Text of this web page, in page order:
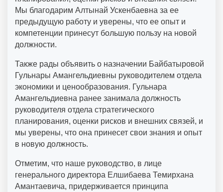
Мы благодарим Алтынай Ускенбаевна за ее
предыдущую работу и уверены, что ее опыт и
компетенции принесут большую пользу на новой
должности.
Также рады объявить о назначении Байбатыровой
Гульнары Амангельдиевны руководителем отдела
экономики и ценообразования. Гульнара
Амангельдиевна ранее занимала должность
руководителя отдела стратегического
планирования, оценки рисков и внешних связей, и
мы уверены, что она принесет свои знания и опыт
в новую должность.
Отметим, что наше руководство, в лице
генерального директора Елшибаева Темирхана
Амантаевича, придерживается принципа